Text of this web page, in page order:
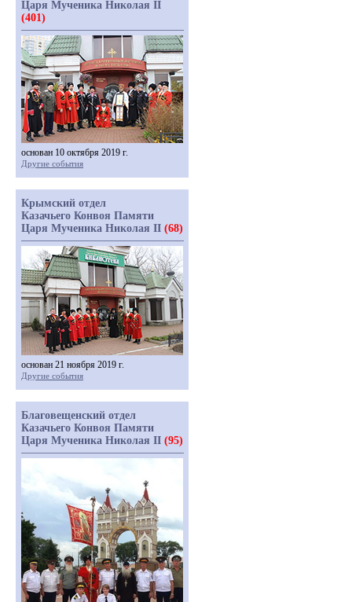
Царя Мученика Николая II
(401)
основан 10 октября 2019 г.
Другие события
Крымский отдел
Казачьего Конвоя Памяти
Царя Мученика Николая II (68)
основан 21 ноября 2019 г.
Другие события
Благовещенский отдел
Казачьего Конвоя Памяти
Царя Мученика Николая II (95)